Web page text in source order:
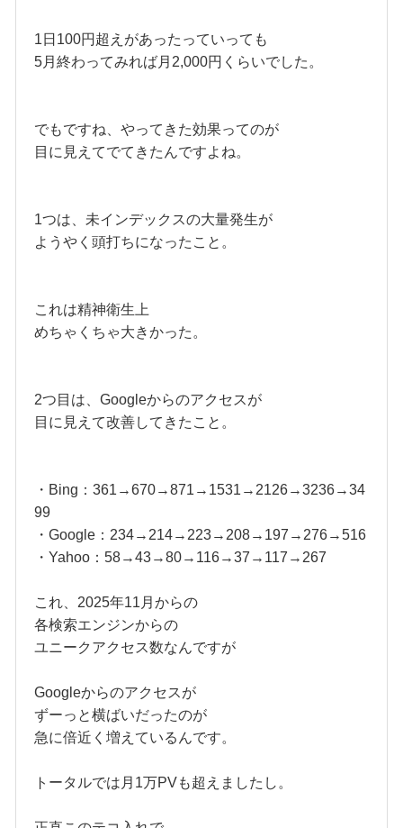
1日100円超えがあったっていっても
5月終わってみれば月2,000円くらいでした。
でもですね、やってきた効果ってのが
目に見えてでてきたんですよね。
1つは、未インデックスの大量発生が
ようやく頭打ちになったこと。
これは精神衛生上
めちゃくちゃ大きかった。
2つ目は、Googleからのアクセスが
目に見えて改善してきたこと。
・Bing：361→670→871→1531→2126→3236→34
99
・Google：234→214→223→208→197→276→516
・Yahoo：58→43→80→116→37→117→267
これ、2025年11月からの
各検索エンジンからの
ユニークアクセス数なんですが
Googleからのアクセスが
ずーっと横ばいだったのが
急に倍近く増えているんです。
トータルでは月1万PVも超えましたし。